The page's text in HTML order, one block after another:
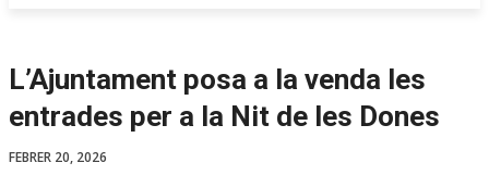
L’Ajuntament posa a la venda les
entrades per a la Nit de les Dones
FEBRER 20, 2026